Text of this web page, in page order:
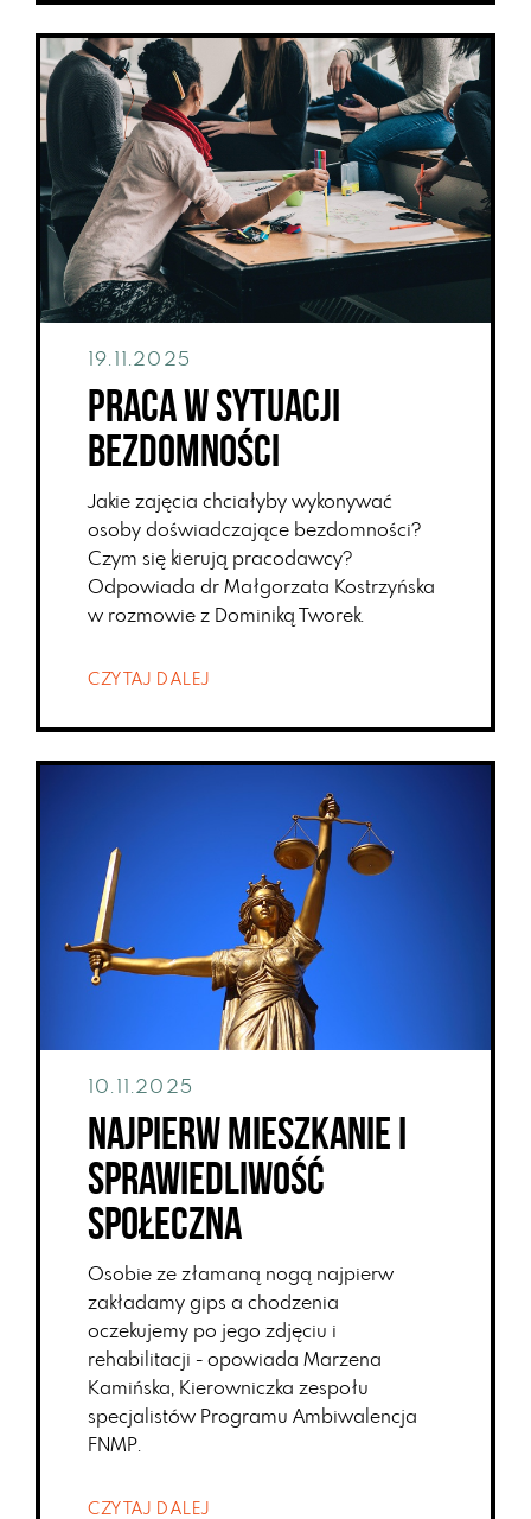
19.11.2025
Praca w sytuacji
bezdomności
Jakie zajęcia chciałyby wykonywać
osoby doświadczające bezdomności?
Czym się kierują pracodawcy?
Odpowiada dr Małgorzata Kostrzyńska
w rozmowie z Dominiką Tworek.
CZYTAJ DALEJ
10.11.2025
Najpierw mieszkanie i
sprawiedliwość
społeczna
Osobie ze złamaną nogą najpierw
zakładamy gips a chodzenia
oczekujemy po jego zdjęciu i
rehabilitacji - opowiada Marzena
Kamińska, Kierowniczka zespołu
specjalistów Programu Ambiwalencja
FNMP.
CZYTAJ DALEJ